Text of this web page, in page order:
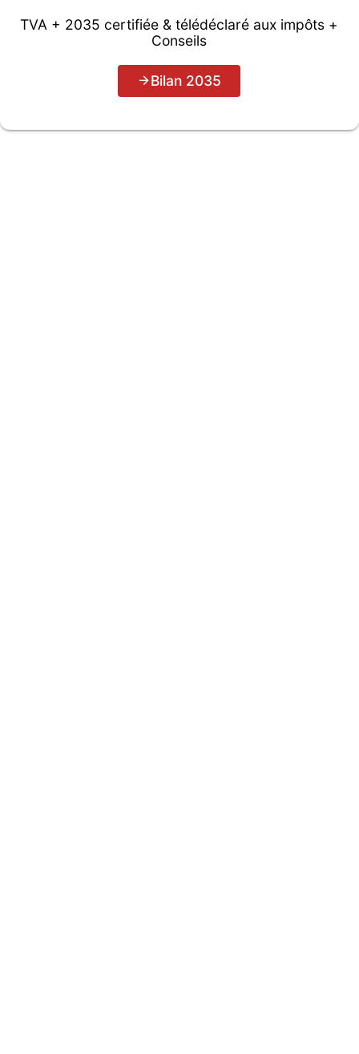
TVA + 2035 certifiée & télédéclaré aux impôts +
Conseils
Bilan 2035